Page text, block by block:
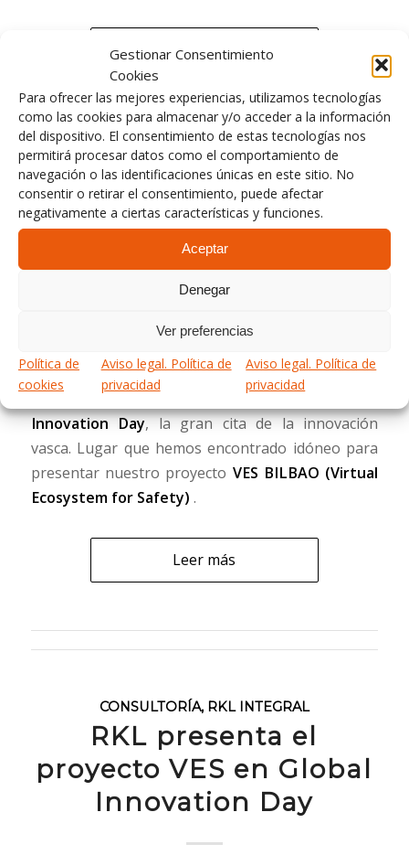
Gestionar Consentimiento
Cookies
Para ofrecer las mejores experiencias, utilizamos tecnologías
como las cookies para almacenar y/o acceder a la información
del dispositivo. El consentimiento de estas tecnologías nos
permitirá procesar datos como el comportamiento de
navegación o las identificaciones únicas en este sitio. No
consentir o retirar el consentimiento, puede afectar
negativamente a ciertas características y funciones.
Aceptar
Denegar
Ver preferencias
Política de
cookies
Aviso legal. Política de
privacidad
Aviso legal. Política de
privacidad
Leer más
CONSULTORÍA,RKL INTEGRAL
RKL presenta el
proyecto VES en Global
Innovation Day
EL próximo 16 de mayo de 9 a 19 horas, tendrá
lugar en el Palacio Euskalduna, el evento
Innovation Day, la gran cita de la innovación
vasca. Lugar que hemos encontrado idóneo para
presentar nuestro proyecto VES BILBAO (Virtual
Ecosystem for Safety) .
Leer más
CONSULTORÍA, RKL INTEGRAL
RKL presenta el
proyecto VES en Global
Innovation Day